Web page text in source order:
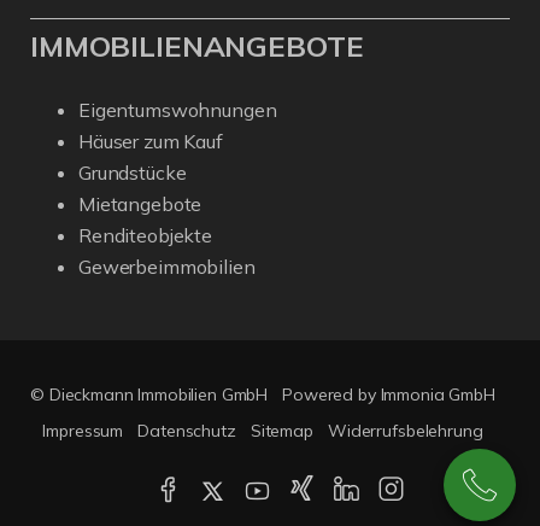
IMMOBILIENANGEBOTE
Eigentumswohnungen
Häuser zum Kauf
Grundstücke
Mietangebote
Renditeobjekte
Gewerbeimmobilien
© Dieckmann Immobilien GmbH
Powered by Immonia GmbH
Impressum
Datenschutz Sitemap Widerrufsbelehrung